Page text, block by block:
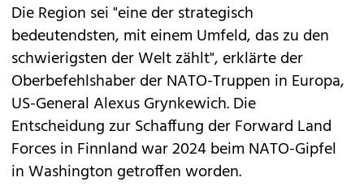
Die Region sei "eine der strategisch
bedeutendsten, mit einem Umfeld, das zu den
schwierigsten der Welt zählt", erklärte der
Oberbefehlshaber der NATO-Truppen in Europa,
US-General Alexus Grynkewich. Die
Entscheidung zur Schaffung der Forward Land
Forces in Finnland war 2024 beim NATO-Gipfel
in Washington getroffen worden.